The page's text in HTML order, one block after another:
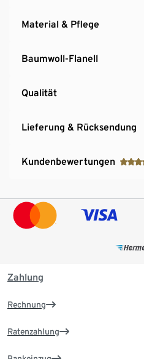
Material & Pflege
Baumwoll-Flanell
Qualität
Lieferung & Rücksendung
Kundenbewertungen
Zahlung
Rechnung
Ratenzahlung